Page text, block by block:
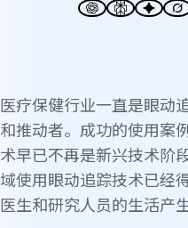
医疗保健行业一直是眼动
和推动者。成功的使用案
术早已不再是新兴技术阶
域使用眼动追踪技术已经
医生和研究人员的生活产